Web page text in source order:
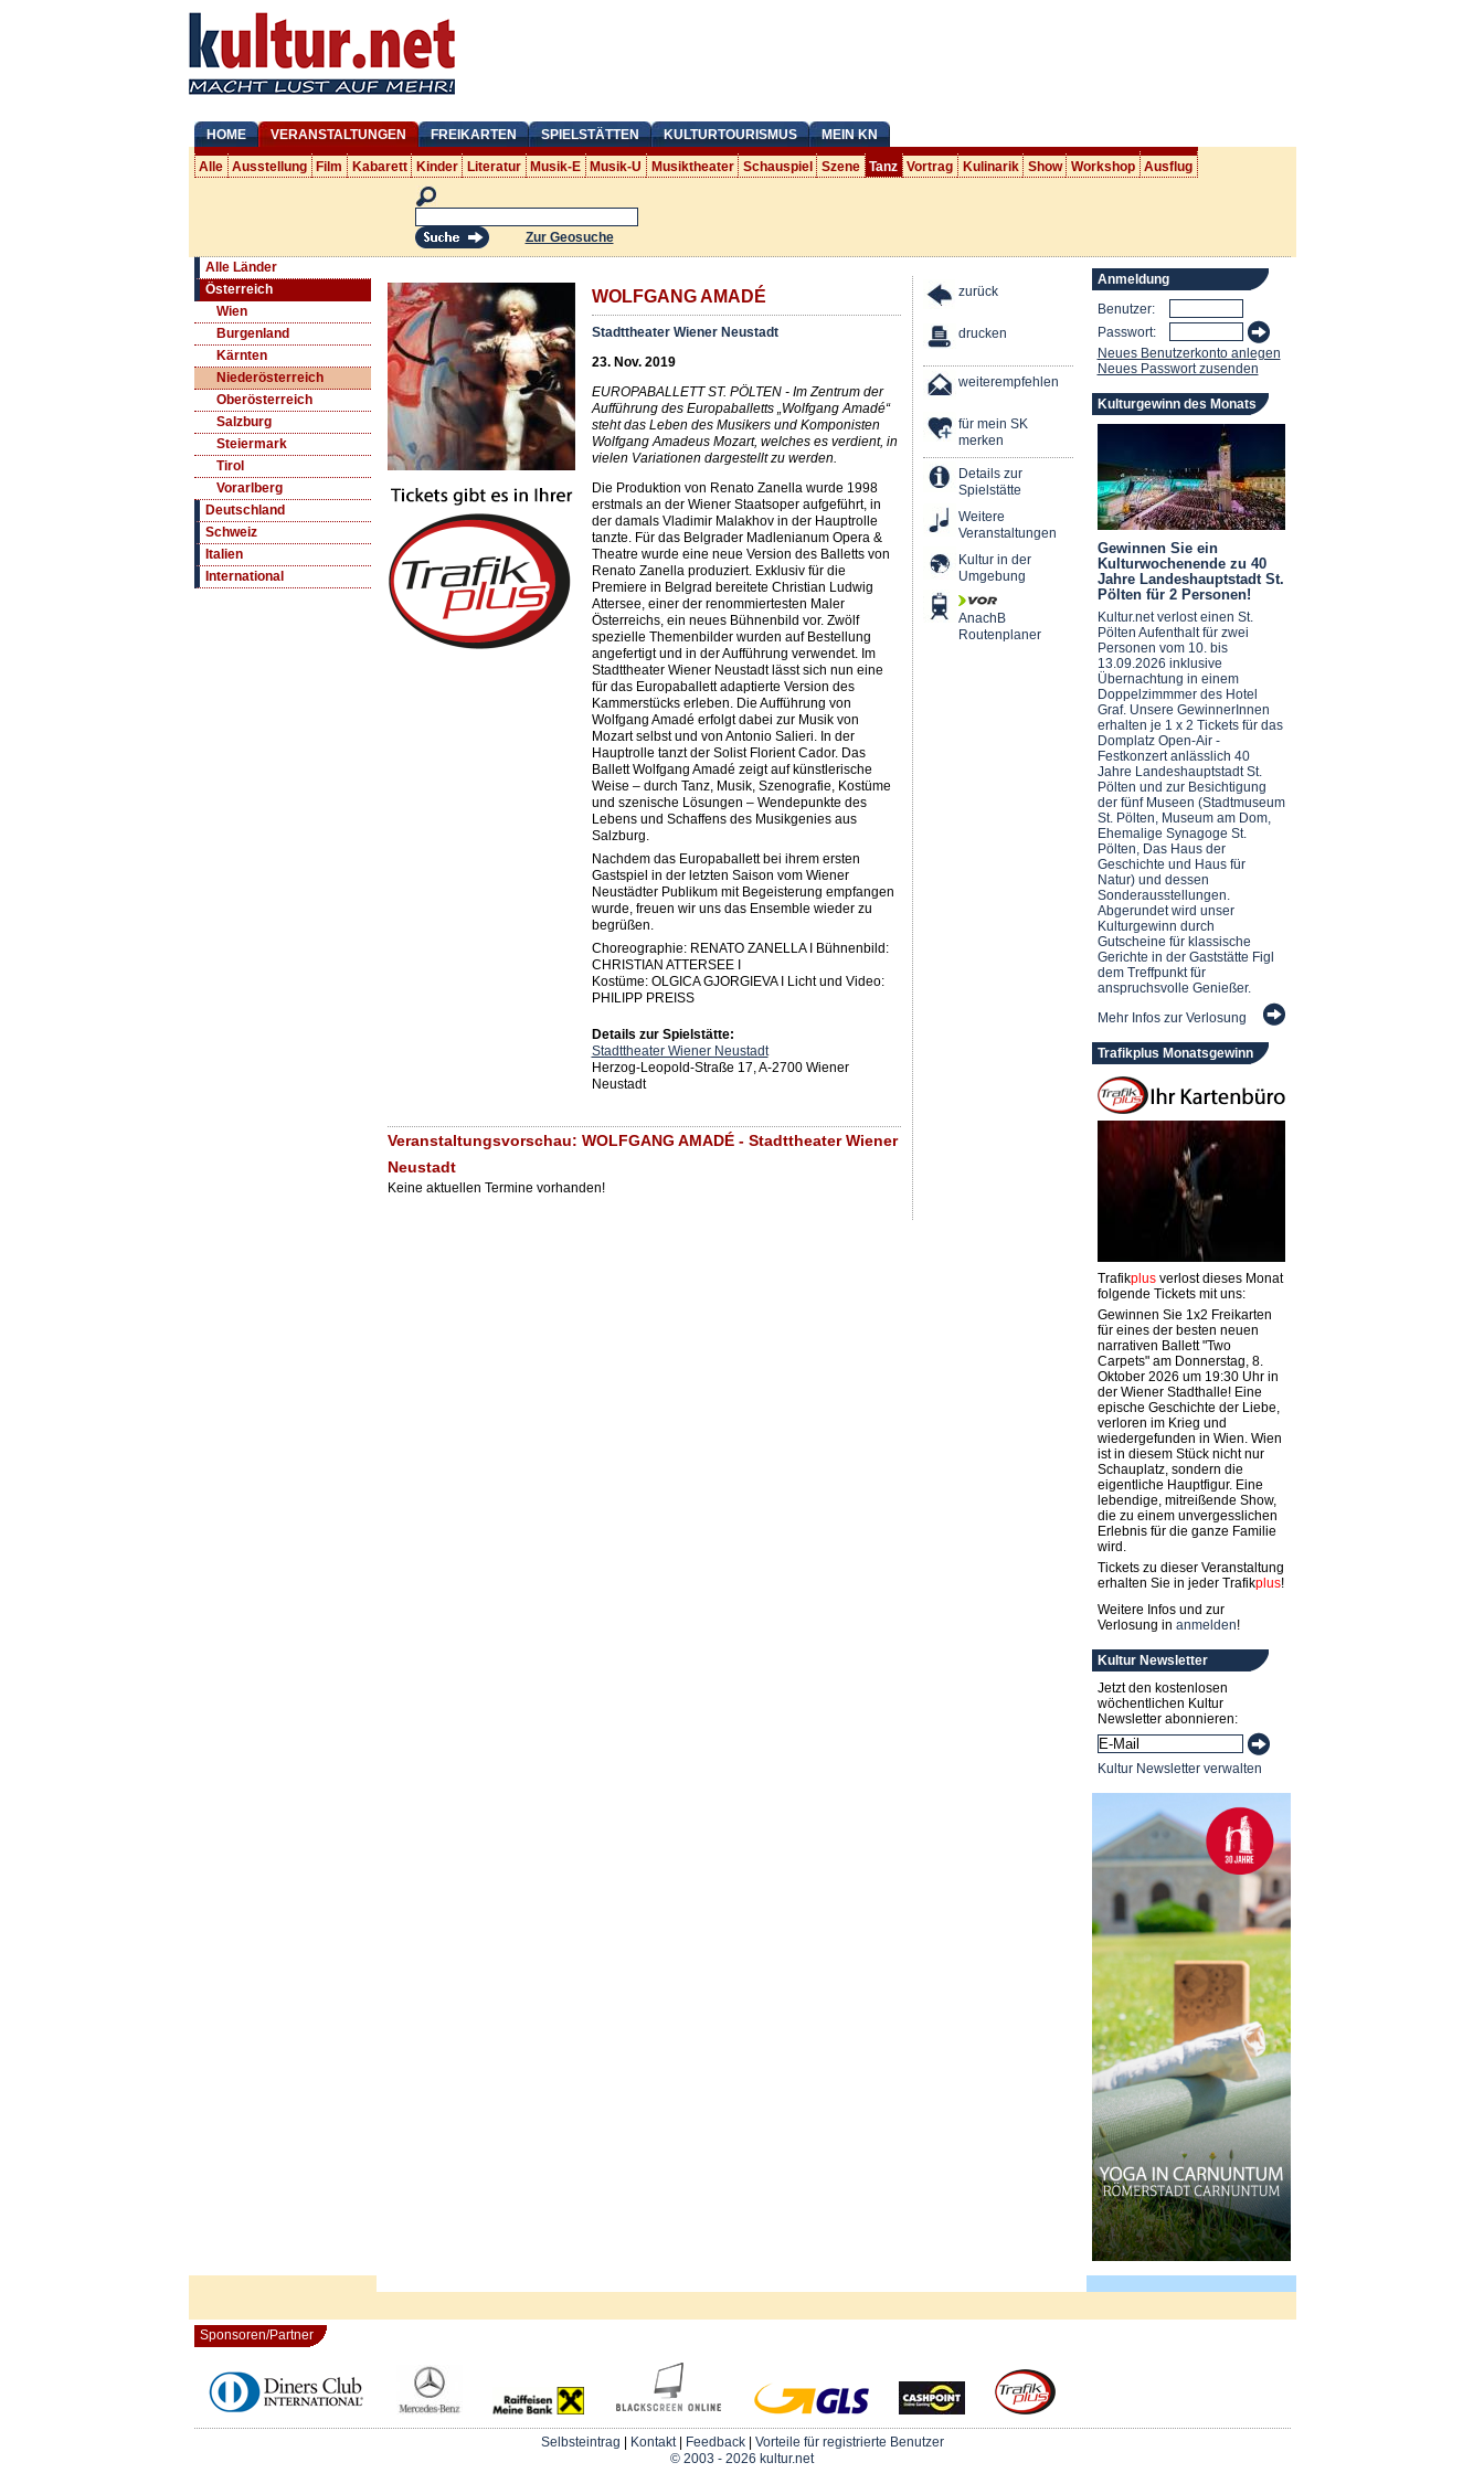
HOME VERANSTALTUNGEN FREIKARTEN SPIELSTÄTTEN KULTURTOURISMUS MEIN KN
Alle Ausstellung Film Kabarett Kinder Literatur Musik-E Musik-U Musiktheater Schauspiel Szene Tanz Vortrag Kulinarik Show Workshop Ausflug
Zur Geosuche
Alle Länder
Österreich
Wien
Burgenland
Kärnten
Niederösterreich
Oberösterreich
Salzburg
Steiermark
Tirol
Vorarlberg
Deutschland
Schweiz
Italien
International
WOLFGANG AMADÉ
Stadttheater Wiener Neustadt
23. Nov. 2019
EUROPABALLETT ST. PÖLTEN - Im Zentrum der
Aufführung des Europaballetts „Wolfgang Amadé“
steht das Leben des Musikers und Komponisten
Wolfgang Amadeus Mozart, welches es verdient, in
vielen Variationen dargestellt zu werden.
Die Produktion von Renato Zanella wurde 1998
erstmals an der Wiener Staatsoper aufgeführt, in
der damals Vladimir Malakhov in der Hauptrolle
tanzte. Für das Belgrader Madlenianum Opera &
Theatre wurde eine neue Version des Balletts von
Renato Zanella produziert. Exklusiv für die
Premiere in Belgrad bereitete Christian Ludwig
Attersee, einer der renommiertesten Maler
Österreichs, ein neues Bühnenbild vor. Zwölf
spezielle Themenbilder wurden auf Bestellung
angefertigt und in der Aufführung verwendet. Im
Stadttheater Wiener Neustadt lässt sich nun eine
für das Europaballett adaptierte Version des
Kammerstücks erleben. Die Aufführung von
Wolfgang Amadé erfolgt dabei zur Musik von
Mozart selbst und von Antonio Salieri. In der
Hauptrolle tanzt der Solist Florient Cador. Das
Ballett Wolfgang Amadé zeigt auf künstlerische
Weise – durch Tanz, Musik, Szenografie, Kostüme
und szenische Lösungen – Wendepunkte des
Lebens und Schaffens des Musikgenies aus
Salzburg.
Nachdem das Europaballett bei ihrem ersten
Gastspiel in der letzten Saison vom Wiener
Neustädter Publikum mit Begeisterung empfangen
wurde, freuen wir uns das Ensemble wieder zu
begrüßen.
Choreographie: RENATO ZANELLA I Bühnenbild:
CHRISTIAN ATTERSEE I
Kostüme: OLGICA GJORGIEVA I Licht und Video:
PHILIPP PREISS
Details zur Spielstätte:
Stadttheater Wiener Neustadt
Herzog-Leopold-Straße 17, A-2700 Wiener
Neustadt
Veranstaltungsvorschau: WOLFGANG AMADÉ - Stadttheater Wiener
Neustadt
Keine aktuellen Termine vorhanden!
zurück
drucken
weiterempfehlen
für mein SK
merken
Details zur
Spielstätte
Weitere
Veranstaltungen
Kultur in der
Umgebung
AnachB
Routenplaner
Anmeldung
Benutzer:
Passwort:
Neues Benutzerkonto anlegen
Neues Passwort zusenden
Kulturgewinn des Monats
Gewinnen Sie ein
Kulturwochenende zu 40
Jahre Landeshauptstadt St.
Pölten für 2 Personen!
Kultur.net verlost einen St.
Pölten Aufenthalt für zwei
Personen vom 10. bis
13.09.2026 inklusive
Übernachtung in einem
Doppelzimmmer des Hotel
Graf. Unsere GewinnerInnen
erhalten je 1 x 2 Tickets für das
Domplatz Open-Air -
Festkonzert anlässlich 40
Jahre Landeshauptstadt St.
Pölten und zur Besichtigung
der fünf Museen (Stadtmuseum
St. Pölten, Museum am Dom,
Ehemalige Synagoge St.
Pölten, Das Haus der
Geschichte und Haus für
Natur) und dessen
Sonderausstellungen.
Abgerundet wird unser
Kulturgewinn durch
Gutscheine für klassische
Gerichte in der Gaststätte Figl
dem Treffpunkt für
anspruchsvolle Genießer.
Mehr Infos zur Verlosung
Trafikplus Monatsgewinn
Trafikplusverlost dieses Monat
folgende Tickets mit uns:
Gewinnen Sie 1x2 Freikarten
für eines der besten neuen
narrativen Ballett "Two
Carpets" am Donnerstag, 8.
Oktober 2026 um 19:30 Uhr in
der Wiener Stadthalle! Eine
epische Geschichte der Liebe,
verloren im Krieg und
wiedergefunden in Wien. Wien
ist in diesem Stück nicht nur
Schauplatz, sondern die
eigentliche Hauptfigur. Eine
lebendige, mitreißende Show,
die zu einem unvergesslichen
Erlebnis für die ganze Familie
wird.
Tickets zu dieser Veranstaltung
erhalten Sie in jeder Trafikplus!
Weitere Infos und zur
Verlosung in anmelden!
Kultur Newsletter
Jetzt den kostenlosen
wöchentlichen Kultur
Newsletter abonnieren:
Kultur Newsletter verwalten
Sponsoren/Partner
Selbsteintrag Kontakt| Feedback| Vorteile für registrierte Benutzer
© 2003 - 2026 kultur.net